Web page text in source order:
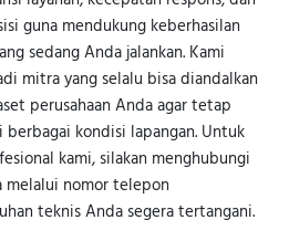
guna mendukung keberhasilan
sedang Anda jalankan. Kami
mitra yang selalu bisa diandalkan
perusahaan Anda agar tetap
kondisi lapangan. Untuk
kami, silakan menghubungi
melalui nomor telepon
teknis Anda segera tertangani.